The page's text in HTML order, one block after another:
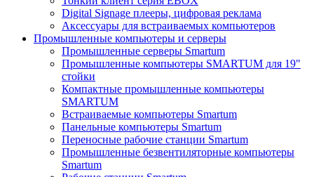
Digital Signage плееры, цифровая реклама
Аксессуары для встраиваемых компьютеров
Промышленные компьютеры и серверы
Промышленные серверы Smartum
Промышленные компьютеры SMARTUM для 19"
стойки
Компактные промышленные компьютеры
SMARTUM
Встраиваемые компьютеры Smartum
Панельные компьютеры Smartum
Переносные рабочие станции Smartum
Промышленные безвентиляторные компьютеры
Smartum